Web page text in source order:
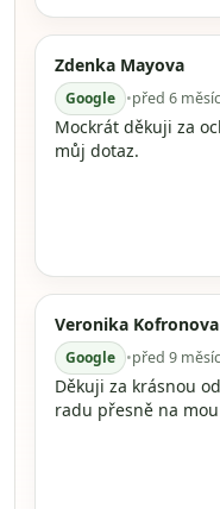
Zdenka Mayova
Google •před 6
Mockrát děkuji za
můj dotaz.
Veronika Kofronova
Google •před 9
Děkuji za krásnou
radu přesně na